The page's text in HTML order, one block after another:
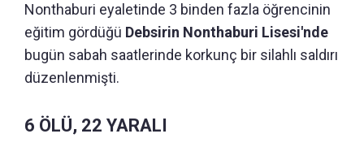
Nonthaburi eyaletinde 3 binden fazla öğrencinin
eğitim gördüğü Debsirin Nonthaburi Lisesi'nde
bugün sabah saatlerinde korkunç bir silahlı saldırı
düzenlenmişti.
6 ÖLÜ, 22 YARALI